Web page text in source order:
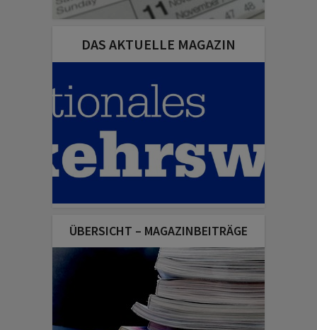
DAS AKTUELLE MAGAZIN
ÜBERSICHT – MAGAZINBEITRÄGE